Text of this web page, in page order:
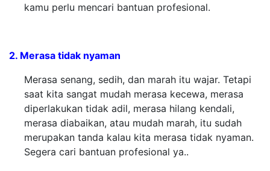
kamu perlu mencari bantuan profesional.
2. Merasa tidak nyaman
Merasa senang, sedih, dan marah itu wajar. Tetapi
saat kita sangat mudah merasa kecewa, merasa
diperlakukan tidak adil, merasa hilang kendali,
merasa diabaikan, atau mudah marah, itu sudah
merupakan tanda kalau kita merasa tidak nyaman.
Segera cari bantuan profesional ya..